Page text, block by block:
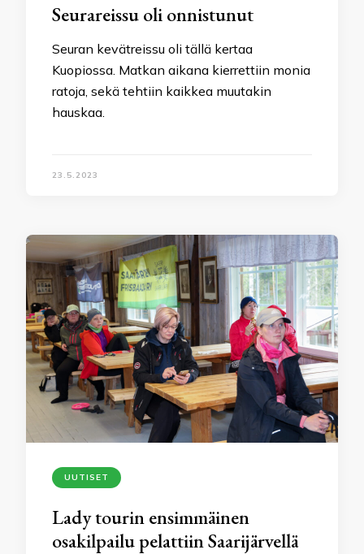
Seurareissu oli onnistunut
Seuran kevätreissu oli tällä kertaa
Kuopiossa. Matkan aikana kierrettiin monia
ratoja, sekä tehtiin kaikkea muutakin
hauskaa.
23.5.2023
UUTISET
Lady tourin ensimmäinen
osakilpailu pelattiin Saarijärvellä